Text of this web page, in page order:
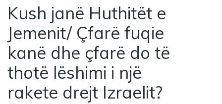
Kush janë Huthitët e
Jemenit/ Çfarë fuqie
kanë dhe çfarë do të
thotë lëshimi i një
rakete drejt Izraelit?